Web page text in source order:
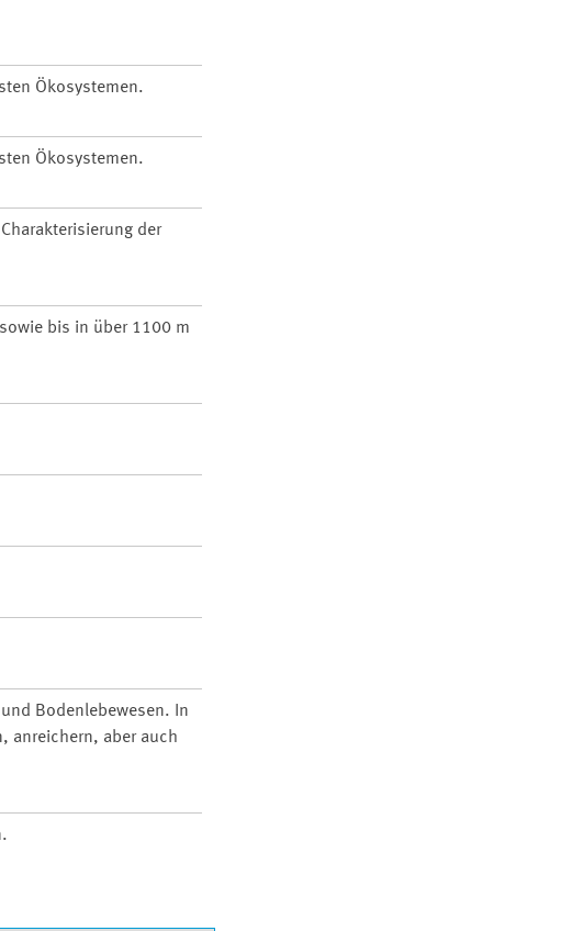
Ökosystemen.
Ökosystemen.
der
bis in über 1100 m
Bodenlebewesen. In
anreichern, aber auch